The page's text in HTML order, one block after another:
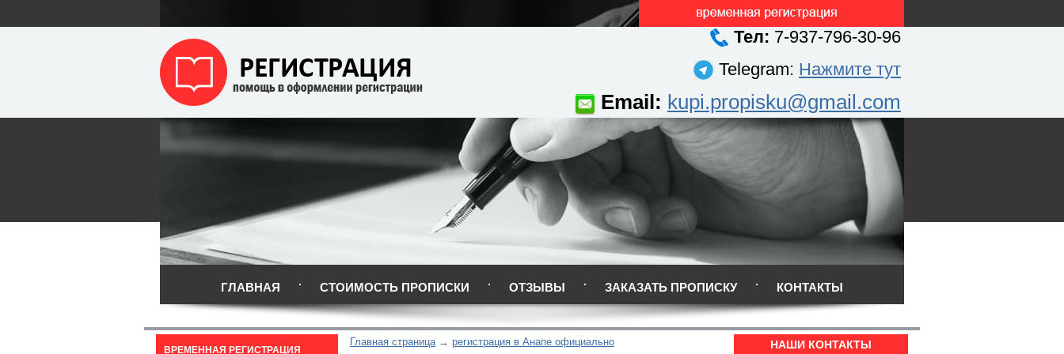
Тел: 7-937-796-30-96
Telegram: Нажмите тут
Email: kupi.propisku@gmail.com
ГЛАВНАЯ СТОИМОСТЬ ПРОПИСКИ ОТЗЫВЫ ЗАКАЗАТЬ ПРОПИСКУ КОНТАКТЫ
Главная страница регистрация в Анапе официально
ВРЕМЕННАЯ РЕГИСТРАЦИЯ НАШИ КОНТАКТЫ